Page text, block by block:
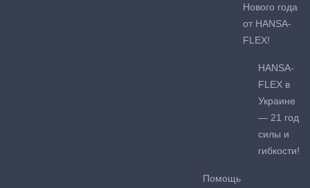
Нового года
от HANSA-
FLEX!
HANSA-
FLEX в
Украине
— 21 год
силы и
гибкости!
Помощь